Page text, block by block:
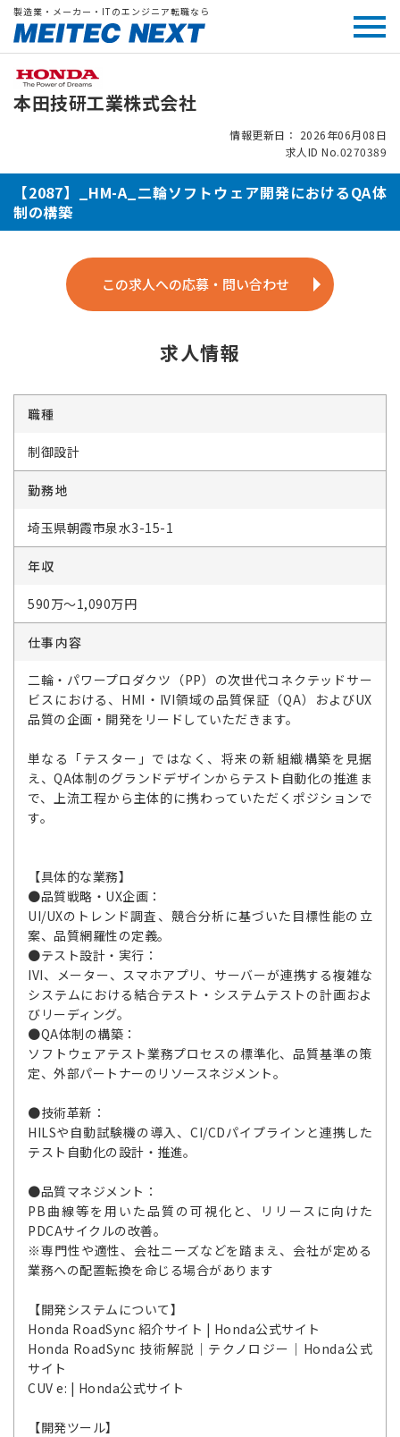
製造業・メーカー・ITのエンジニア転職なら
本田技研工業株式会社
情報更新日： 2026年06月08日
求人ID No.0270389
【2087】_HM-A_二輪ソフトウェア開発におけるQA体
制の構築
この求人への応募・問い合わせ
求人情報
職種
制御設計
勤務地
埼玉県朝霞市泉水3-15-1
年収
590万～1,090万円
仕事内容
二輪・パワープロダクツ（PP）の次世代コネクテッドサー
ビスにおける、HMI・IVI領域の品質保証（QA）およびUX
品質の企画・開発をリードしていただきます。
単なる「テスター」ではなく、将来の新組織構築を見据
え、QA体制のグランドデザインからテスト自動化の推進ま
で、上流工程から主体的に携わっていただくポジションで
す。
【具体的な業務】
●品質戦略・UX企画：
UI/UXのトレンド調査、競合分析に基づいた目標性能の立
案、品質網羅性の定義。
●テスト設計・実行：
IVI、メーター、スマホアプリ、サーバーが連携する複雑な
システムにおける結合テスト・システムテストの計画およ
びリーディング。
●QA体制の構築：
ソフトウェアテスト業務プロセスの標準化、品質基準の策
定、外部パートナーのリソースネジメント。
●技術革新：
HILSや自動試験機の導入、CI/CDパイプラインと連携した
テスト自動化の設計・推進。
●品質マネジメント：
PB曲線等を用いた品質の可視化と、リリースに向けた
PDCAサイクルの改善。
※専門性や適性、会社ニーズなどを踏まえ、会社が定める
業務への配置転換を命じる場合があります
【開発システムについて】
Honda RoadSync 紹介サイト | Honda公式サイト
Honda RoadSync 技術解説｜テクノロジー｜Honda公式
サイト
CUV e: | Honda公式サイト
【開発ツール】